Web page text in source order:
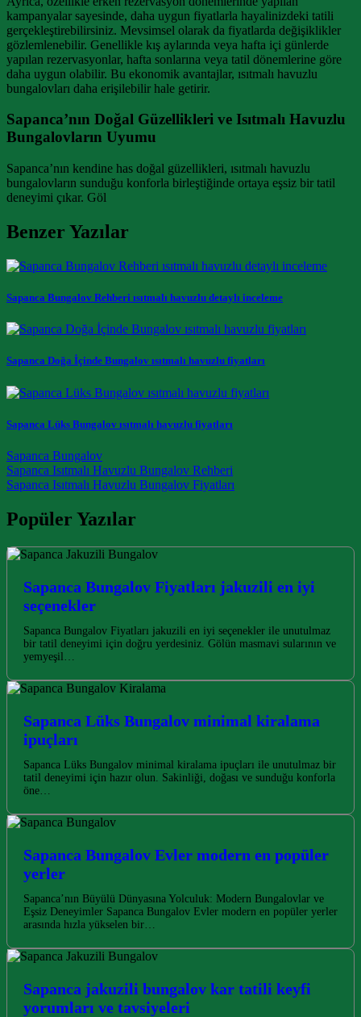
kampanyalar sayesinde, daha uygun fiyatlarla hayalinizdeki tatili
gerçekleştirebilirsiniz. Mevsimsel olarak da fiyatlarda değişiklikler
gözlemlenebilir. Genellikle kış aylarında veya hafta içi günlerde
yapılan rezervasyonlar, hafta sonlarına veya tatil dönemlerine göre
daha uygun olabilir. Bu ekonomik avantajlar, ısıtmalı havuzlu
bungalovları daha erişilebilir hale getirir.
Sapanca’nın Doğal Güzellikleri ve Isıtmalı Havuzlu
Bungalovların Uyumu
Sapanca’nın kendine has doğal güzellikleri, ısıtmalı havuzlu
bungalovların sunduğu konforla birleştiğinde ortaya eşsiz bir tatil
deneyimi çıkar. Göl
Benzer Yazılar
Sapanca Bungalov Rehberi ısıtmalı havuzlu detaylı inceleme
Sapanca Doğa İçinde Bungalov ısıtmalı havuzlu fiyatları
Sapanca Lüks Bungalov ısıtmalı havuzlu fiyatları
Sapanca Bungalov
Post navigation
Sapanca Isıtmalı Havuzlu Bungalov Rehberi
Sapanca Isıtmalı Havuzlu Bungalov Fiyatları
Popüler Yazılar
Sapanca Bungalov Fiyatları jakuzili en iyi
seçenekler
Sapanca Bungalov Fiyatları jakuzili en iyi seçenekler ile unutulmaz
bir tatil deneyimi için doğru yerdesiniz. Gölün masmavi sularının ve
yemyeşil…
Sapanca Lüks Bungalov minimal kiralama
ipuçları
Sapanca Lüks Bungalov minimal kiralama ipuçları ile unutulmaz bir
tatil deneyimi için hazır olun. Sakinliği, doğası ve sunduğu konforla
öne…
Sapanca Bungalov Evler modern en popüler
yerler
Sapanca’nın Büyülü Dünyasına Yolculuk: Modern Bungalovlar ve
Eşsiz Deneyimler Sapanca Bungalov Evler modern en popüler yerler
arasında hızla yükselen bir…
Sapanca jakuzili bungalov kar tatili keyfi
yorumları ve tavsiyeleri